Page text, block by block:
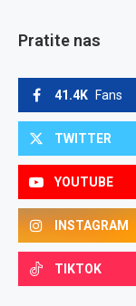
Pratite nas
41.4K Fans
TWITTER
YOUTUBE
INSTAGRAM
TIKTOK